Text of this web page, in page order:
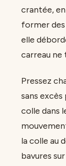
crantée,
former
elle
carreau ne
Pressez
sans
colle dans
la colle au
bavures